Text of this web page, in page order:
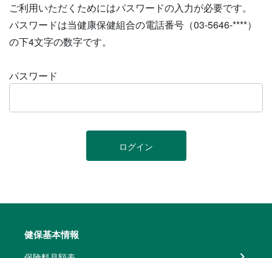
ご利用いただくためにはパスワードの入力が必要です。
パスワードは当健康保健組合の電話番号（03-5646-****）
の下4文字の数字です。
パスワード
ログイン
健保基本情報